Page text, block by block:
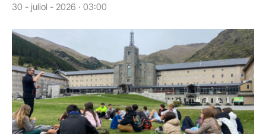
30 - juliol - 2026 · 03:00